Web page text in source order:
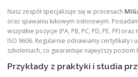
Nasz zespół specjalizuje się w procesach
oraz spawaniu łukowym osłonowym.
wszystkie pozycje (PA, PB, PC, PD, PE, PF)
ISO 9606. Regularnie odnawiamy certyfikaty i
szkoleniach, co gwarantuje najwyższy poziom
Przykłady z praktyki i studia